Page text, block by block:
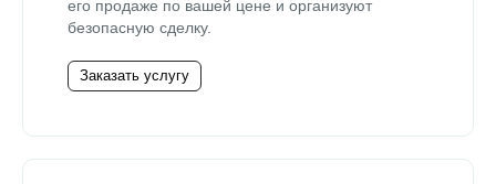
его продаже по вашей цене и организуют
безопасную сделку.
Заказать услугу